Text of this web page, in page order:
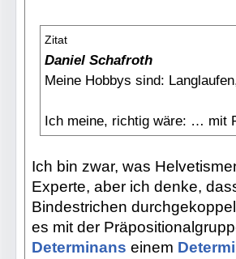
Zitat
Daniel Schafroth
Meine Hobbys sind:
Ich meine, richtig wäre: … mit
Ich bin zwar, was
Experte, aber ich denke,
Bindestrichen
es mit der
Determinans einem